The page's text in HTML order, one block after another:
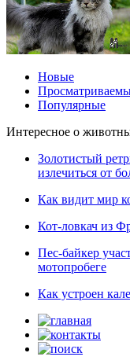
Новые
Популярные
Интересное о
Золотистый
излечиться от
Как видит мир
Кот-ловкач из
Пес-байкер
мотопробеге
Как устроен